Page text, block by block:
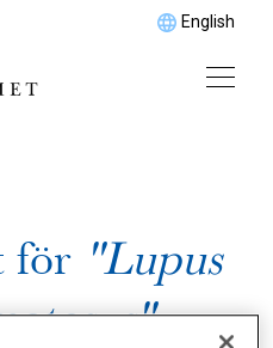
English
för "Lupus